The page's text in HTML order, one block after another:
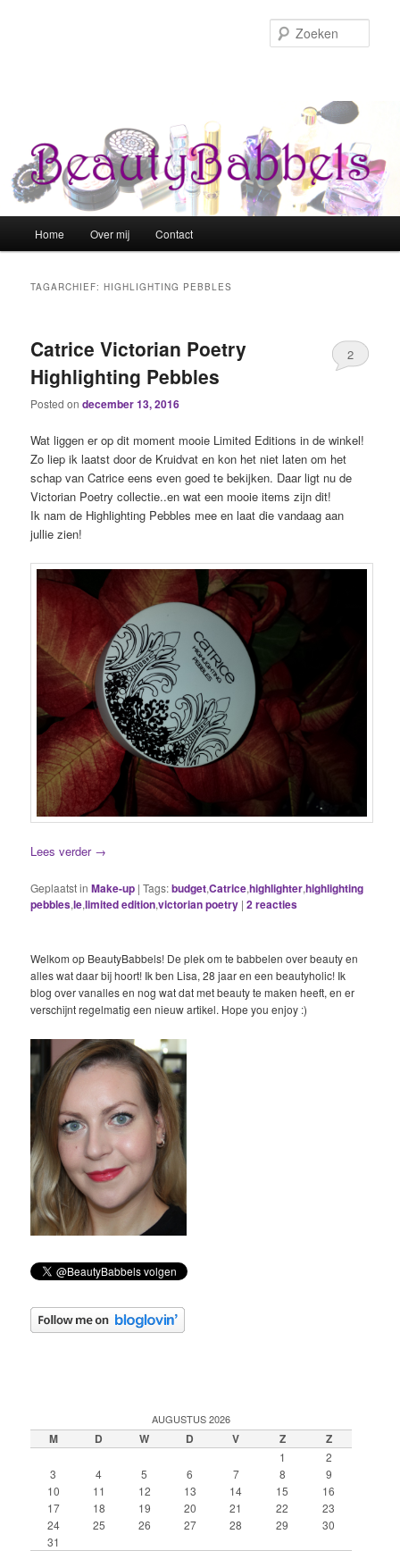
Spring naar de primaire inhoud
Spring naar de secundaire inhoud
Home Over mij Contact
TAGARCHIEF:HIGHLIGHTING PEBBLES
Catrice Victorian Poetry
Highlighting Pebbles
Posted ondecember 13, 2016
2
Wat liggen er op dit moment mooie Limited Editions in de winkel!
Zo liep ik laatst door de Kruidvat en kon het niet laten om het
schap van Catrice eens even goed te bekijken. Daar ligt nu de
Victorian Poetry collectie..en wat een mooie items zijn dit!
Ik nam de Highlighting Pebbles mee en laat die vandaag aan
jullie zien!
Lees verder →
Geplaatst in Make-up |Tags:budget,Catrice,highlighter,highlighting
pebbles,le,limited edition,victorian poetry |2 reacties
Welkom op BeautyBabbels! De plek om te babbelen over beauty en
alles wat daar bij hoort! Ik ben Lisa, 28 jaar en een beautyholic! Ik
blog over vanalles en nog wat dat met beauty te maken heeft, en er
verschijnt regelmatig een nieuw artikel. Hope you enjoy :)
AUGUSTUS 2026
M D W D V Z Z
1
2
3
4 5 6 7 8
9
10
11 12 13 14 15
16
17
18 19 20 21 22
23
24
25 26 27 28 29
30
31